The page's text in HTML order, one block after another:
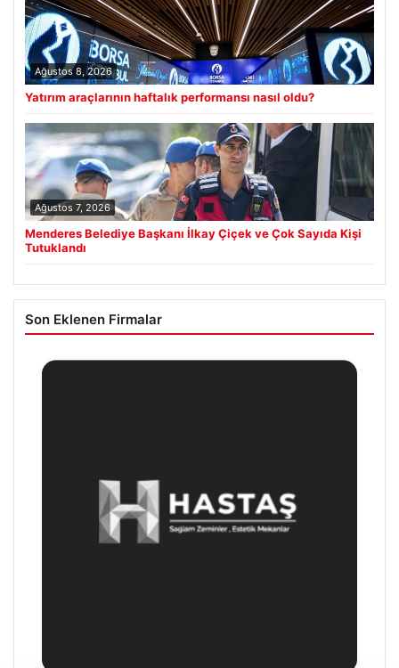
Ağustos 8, 2026
Yatırım araçlarının haftalık performansı nasıl oldu?
Ağustos 7, 2026
Menderes Belediye Başkanı İlkay Çiçek ve Çok Sayıda Kişi
Tutuklandı
Son Eklenen Firmalar